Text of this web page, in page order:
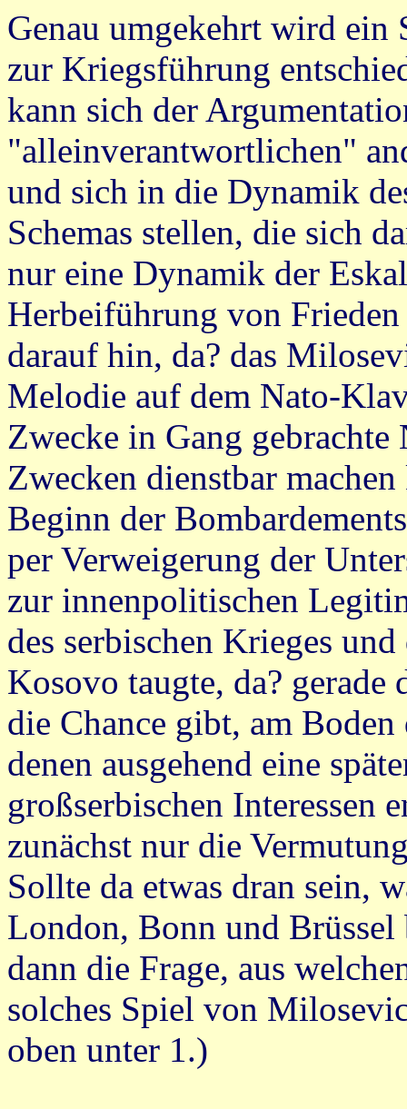
Genau umgekehrt wird ein
zur Kriegsführung
kann sich der
"alleinverantwortlichen"
und sich in die Dynamik
Schemas stellen, die sich
nur eine Dynamik der
Herbeiführung von
darauf hin, da? das
Melodie auf dem Nato-
Zwecke in Gang
Zwecken dienstbar
Beginn der
per Verweigerung der
zur innenpolitischen
des serbischen Krieges
Kosovo taugte, da?
die Chance gibt, am
denen ausgehend eine
großserbischen Interessen
zunächst nur die
Sollte da etwas dran sein,
London, Bonn und Brüssel
dann die Frage, aus
solches Spiel von
oben unter 1.)